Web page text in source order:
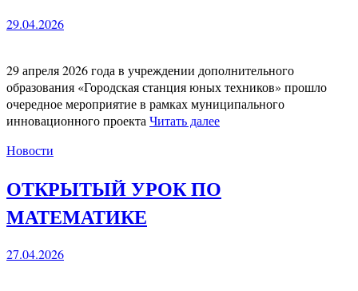
29.04.2026
29 апреля 2026 года в учреждении дополнительного
образования «Городская станция юных техников» прошло
очередное мероприятие в рамках муниципального
инновационного проекта Читать далее
Новости
ОТКРЫТЫЙ УРОК ПО
МАТЕМАТИКЕ
27.04.2026